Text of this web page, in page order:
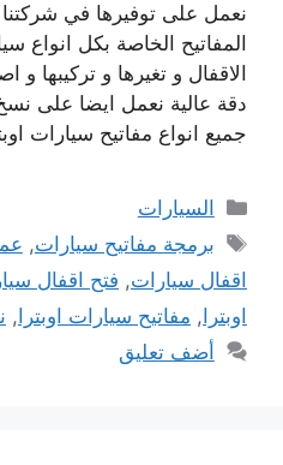
نعمل على توفيرها في
المفاتيح الخاصة بكل انواع
الاقفال و تغيرها و تركيبها و
دقة عالية نعمل ايضا على
جميع انواع مفاتيح سيارات
التصنيفات
السيارات
الوسوم
برمجة مفاتيح سيارات,
اقفال سيارات, فتح اقفال
اوبترا , مفاتيح سيارات اوبترا ,
أضف تعليق